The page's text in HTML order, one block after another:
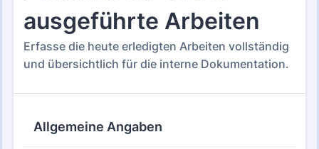
Formulare für Schichtberichte